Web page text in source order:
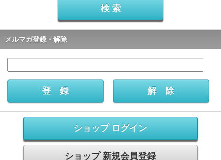
メルマガ登録・解除
ショップ ログイン
ショップ 新規会員登録